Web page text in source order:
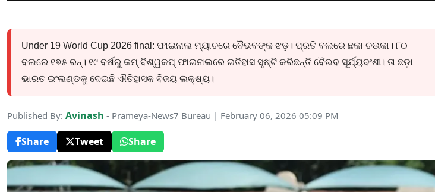
Under 19 World Cup 2026 final: ଫାଇନାଲ ମ୍ୟାଚରେ ବୈଭବଙ୍କ ଝଡ଼। ପ୍ରତି ବଲରେ ଛକା ଚଉକା। ୮୦
ବଲରେ ୧୭୫ ରନ୍। ୧୯ ବର୍ଷରୁ କମ୍ ବିଶ୍ୱକପ୍ ଫାଇନାଲରେ ଇତିହାସ ସୃଷ୍ଟି କରିଛନ୍ତି ବୈଭବ ସୂର୍ଯ୍ୟବଂଶୀ। ତା ଛଡ଼ା
ଭାରତ ଇଂଲଣ୍ଡକୁ ଦେଇଛି ଐତିହାସକ ବିଜୟ ଲକ୍ଷ୍ୟ।
Published By: Avinash - Prameya-News7 Bureau | February 06, 2026 05:09 PM
Share
Tweet Share